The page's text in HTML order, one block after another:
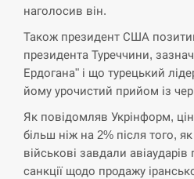
СЕРПЕНЬ
13:40
Біля українського
виявили дрон,
СЕРПЕНЬ
“Они должны быть
ответили, как
наголосив він.
Також президент США
президента Туреччини,
Ердогана" і що турецький
йому урочистий прийом із
Як повідомляв Укрінформ,
більш ніж на 2% після того,
військові завдали
санкції щодо продажу